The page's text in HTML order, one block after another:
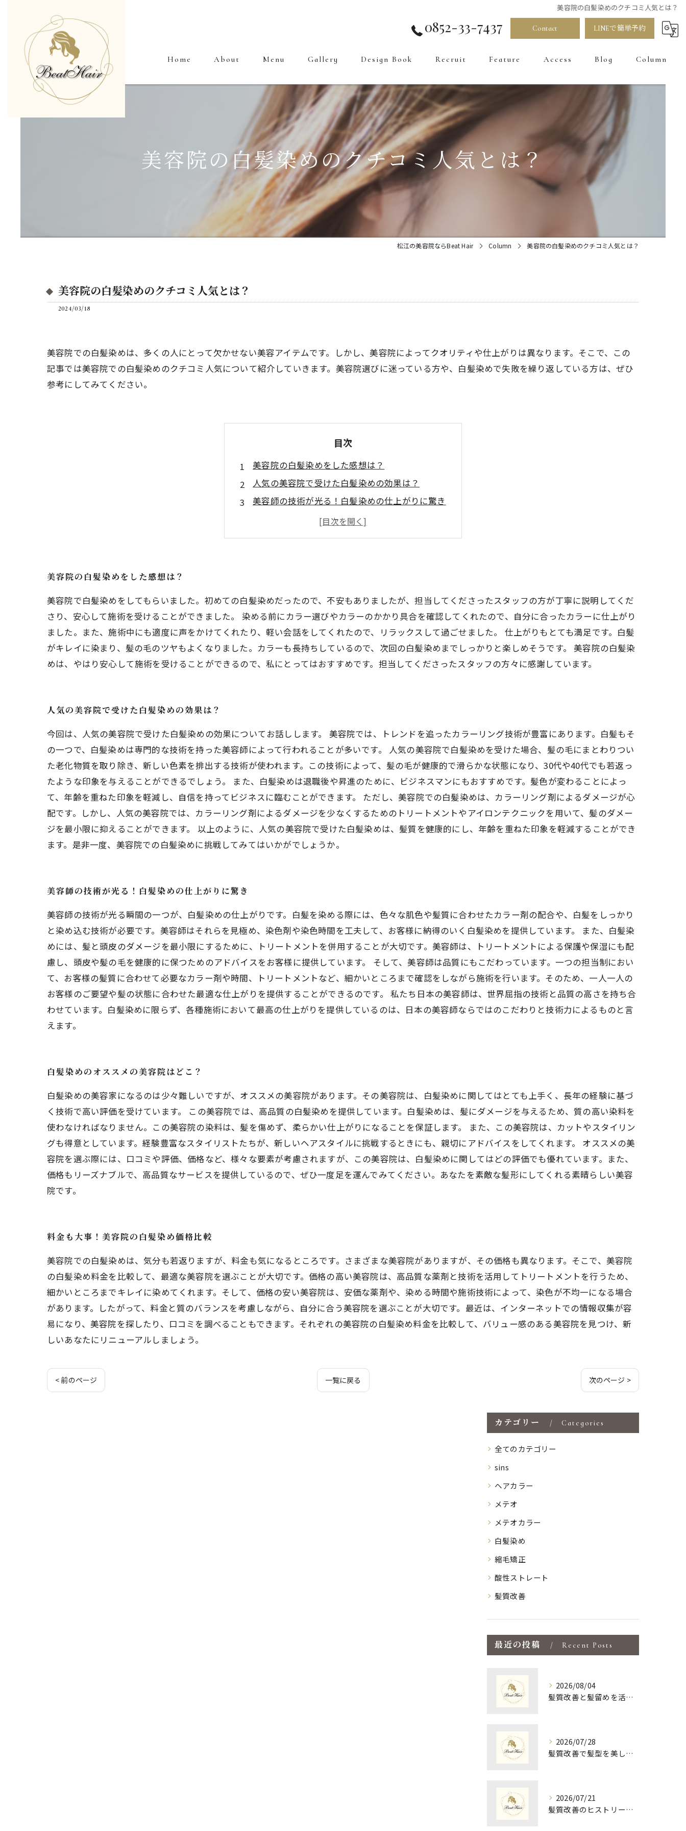
美容院の白髪染めのクチコミ人気とは？
0852-33-7437 Contact LINEで簡単予約
Home About Menu Gallery Design Book Recruit Feature
カラー
トリートメント
Access Blog Column
美容院の白髪染めのクチコミ人気とは？
松江の美容院ならBeat Hair Column 美容院の白髪染めのクチコミ人気とは？
美容院の白髪染めのクチコミ人気とは？
2024/03/18
美容院での白髪染めは、多くの人にとって欠かせない美容アイテムです。しかし、美容院によってクオリティや仕上がりは異なります。そこで、この
記事では美容院での白髪染めのクチコミ人気について紹介していきます。美容院選びに迷っている方や、白髪染めで失敗を繰り返している方は、ぜひ
参考にしてみてください。
目次
美容院の白髪染めをした感想は？
人気の美容院で受けた白髪染めの効果は？
美容師の技術が光る！白髪染めの仕上がりに驚き
白髪染めのオススメの美容院はどこ？
料金も大事！美容院の白髪染め価格比較
美容院の白髪染めをした感想は？
美容院で白髪染めをしてもらいました。初めての白髪染めだったので、不安もありましたが、担当してくださったスタッフの方が丁寧に説明してくだ
さり、安心して施術を受けることができました。 染める前にカラー選びやカラーのかかり具合を確認してくれたので、自分に合ったカラーに仕上がり
ました。また、施術中にも適度に声をかけてくれたり、軽い会話をしてくれたので、リラックスして過ごせました。 仕上がりもとても満足です。白髪
がキレイに染まり、髪の毛のツヤもよくなりました。カラーも長持ちしているので、次回の白髪染めまでしっかりと楽しめそうです。 美容院の白髪染
めは、やはり安心して施術を受けることができるので、私にとってはおすすめです。担当してくださったスタッフの方々に感謝しています。
人気の美容院で受けた白髪染めの効果は？
今回は、人気の美容院で受けた白髪染めの効果についてお話しします。 美容院では、トレンドを追ったカラーリング技術が豊富にあります。白髪もそ
の一つで、白髪染めは専門的な技術を持った美容師によって行われることが多いです。 人気の美容院で白髪染めを受けた場合、髪の毛にまとわりつい
た老化物質を取り除き、新しい色素を排出する技術が使われます。この技術によって、髪の毛が健康的で滑らかな状態になり、30代や40代でも若返っ
たような印象を与えることができるでしょう。 また、白髪染めは退職後や昇進のために、ビジネスマンにもおすすめです。髪色が変わることによっ
て、年齢を重ねた印象を軽減し、自信を持ってビジネスに臨むことができます。 ただし、美容院での白髪染めは、カラーリング剤によるダメージが心
配です。しかし、人気の美容院では、カラーリング剤によるダメージを少なくするためのトリートメントやアイロンテクニックを用いて、髪のダメー
ジを最小限に抑えることができます。 以上のように、人気の美容院で受けた白髪染めは、髪質を健康的にし、年齢を重ねた印象を軽減することができ
ます。是非一度、美容院での白髪染めに挑戦してみてはいかがでしょうか。
美容師の技術が光る！白髪染めの仕上がりに驚き
美容師の技術が光る瞬間の一つが、白髪染めの仕上がりです。白髪を染める際には、色々な肌色や髪質に合わせたカラー剤の配合や、白髪をしっかり
と染め込む技術が必要です。美容師はそれらを見極め、染色剤や染色時間を工夫して、お客様に納得のいく白髪染めを提供しています。 また、白髪染
めには、髪と頭皮のダメージを最小限にするために、トリートメントを併用することが大切です。美容師は、トリートメントによる保護や保湿にも配
慮し、頭皮や髪の毛を健康的に保つためのアドバイスをお客様に提供しています。 そして、美容師は品質にもこだわっています。一つの担当制におい
て、お客様の髪質に合わせて必要なカラー剤や時間、トリートメントなど、細かいところまで確認をしながら施術を行います。そのため、一人一人の
お客様のご要望や髪の状態に合わせた最適な仕上がりを提供することができるのです。 私たち日本の美容師は、世界屈指の技術と品質の高さを持ち合
わせています。白髪染めに限らず、各種施術において最高の仕上がりを提供しているのは、日本の美容師ならではのこだわりと技術力によるものと言
えます。
白髪染めのオススメの美容院はどこ？
白髪染めの美容家になるのは少々難しいですが、オススメの美容院があります。その美容院は、白髪染めに関してはとても上手く、長年の経験に基づ
く技術で高い評価を受けています。 この美容院では、高品質の白髪染めを提供しています。白髪染めは、髪にダメージを与えるため、質の高い染料を
使わなければなりません。この美容院の染料は、髪を傷めず、柔らかい仕上がりになることを保証します。 また、この美容院は、カットやスタイリン
グも得意としています。経験豊富なスタイリストたちが、新しいヘアスタイルに挑戦するときにも、親切にアドバイスをしてくれます。 オススメの美
容院を選ぶ際には、口コミや評価、価格など、様々な要素が考慮されますが、この美容院は、白髪染めに関してはどの評価でも優れています。また、
価格もリーズナブルで、高品質なサービスを提供しているので、ぜひ一度足を運んでみてください。あなたを素敵な髪形にしてくれる素晴らしい美容
院です。
料金も大事！美容院の白髪染め価格比較
美容院での白髪染めは、気分も若返りますが、料金も気になるところです。さまざまな美容院がありますが、その価格も異なります。そこで、美容院
の白髪染め料金を比較して、最適な美容院を選ぶことが大切です。価格の高い美容院は、高品質な薬剤と技術を活用してトリートメントを行うため、
細かいところまでキレイに染めてくれます。そして、価格の安い美容院は、安価な薬剤や、染める時間や施術技術によって、染色が不均一になる場合
があります。したがって、料金と質のバランスを考慮しながら、自分に合う美容院を選ぶことが大切です。最近は、インターネットでの情報収集が容
易になり、美容院を探したり、口コミを調べることもできます。それぞれの美容院の白髪染め料金を比較して、バリュー感のある美容院を見つけ、新
しいあなたにリニューアルしましょう。
< 前のページ 一覧に戻る 次のページ >
カテゴリー Categories
全てのカテゴリー
sins
ヘアカラー
メテオ
メテオカラー
白髪染め
縮毛矯正
酸性ストレート
髪質改善
最近の投稿 Recent Posts
2026/08/04
髪質改善と髪留めを活かして島根県松江市隠岐郡海士町で手軽にツヤ髪を手に入れる方法
2026/07/28
髪質改善で髪型を美しく保つための最適な選び方と毎日のスタイリング術
2026/07/21
髪質改善のヒストリーを紐解く島根県松江市大田市で美髪を叶える新常識